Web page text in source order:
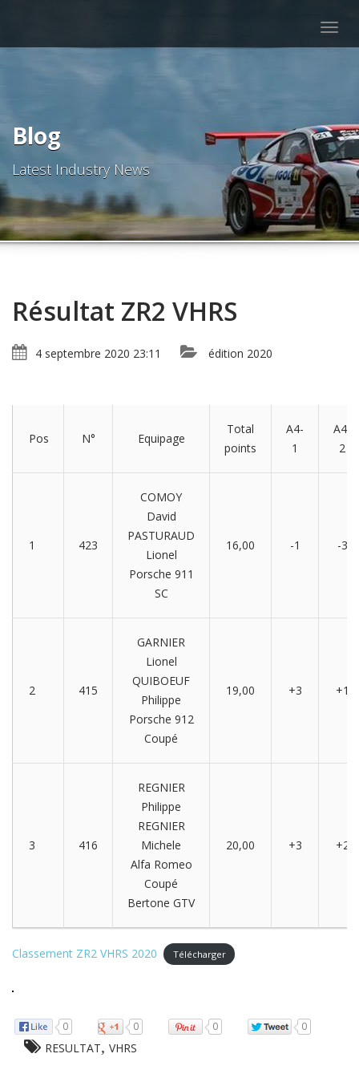
Blog
Latest Industry News
Résultat ZR2 VHRS
4 septembre 2020 23:11 édition 2020
Pos N° Equipage
Total
points
A4-
1
A4-
2
1 423
COMOY
David
PASTURAUD
Lionel
Porsche 911
SC
16,00 -1 -3
2 415
GARNIER
Lionel
QUIBOEUF
Philippe
Porsche 912
Coupé
19,00 +3 +1
3 416
REGNIER
Philippe
REGNIER
Michele
Alfa Romeo
Coupé
Bertone GTV
20,00 +3 +2
Classement ZR2 VHRS 2020 Télécharger
0 0 0 0
RESULTAT, VHRS